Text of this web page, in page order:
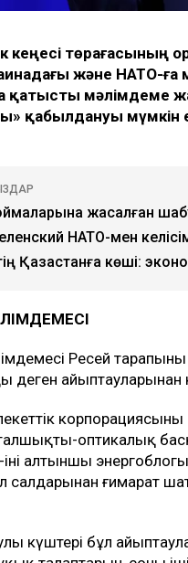
кеңесі
және НАТО-ға
қатысты мәлімдеме
қабылдануы мүмкін
жасалған
НАТО-мен
Қазақстанға көші:
Ресей
деген айыптауларынан
талшықты-оптикалық
алтыншы
салдарынан ғимарат
күштері бұл